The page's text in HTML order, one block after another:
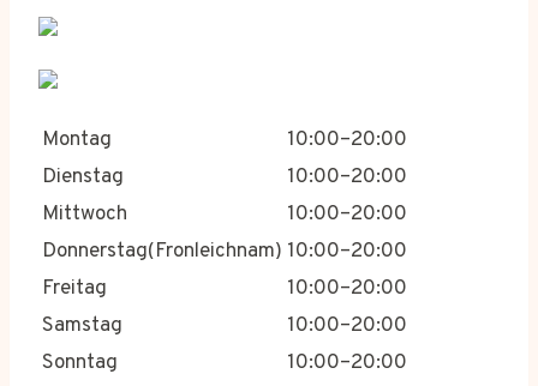
Montag
10:00–20:00
Dienstag
10:00–20:00
Mittwoch
10:00–20:00
Donnerstag(Fronleichnam) 10:00–20:00
Freitag
10:00–20:00
Samstag
10:00–20:00
Sonntag
10:00–20:00